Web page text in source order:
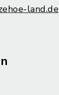
land.de